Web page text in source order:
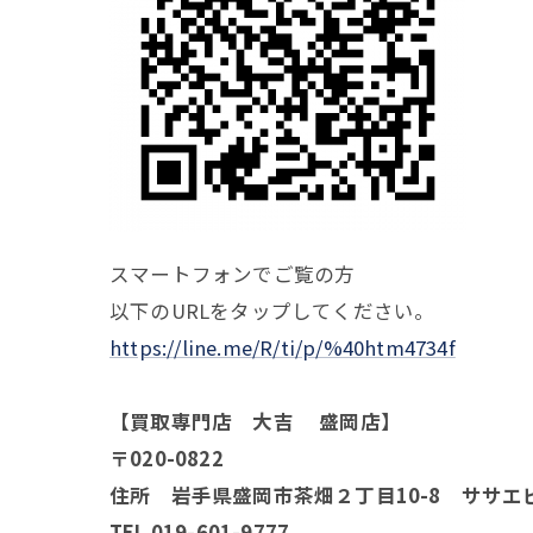
スマートフォンでご覧の方
以下のURLをタップしてください。
https://line.me/R/ti/p/%40htm4734f
【買取専門店 大吉 盛岡店】
〒020-0822
住所 岩手県盛岡市茶畑２丁目10-8 ササエ